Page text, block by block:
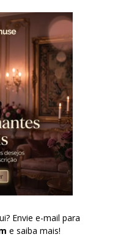
Envie e-mail para
e saiba mais!